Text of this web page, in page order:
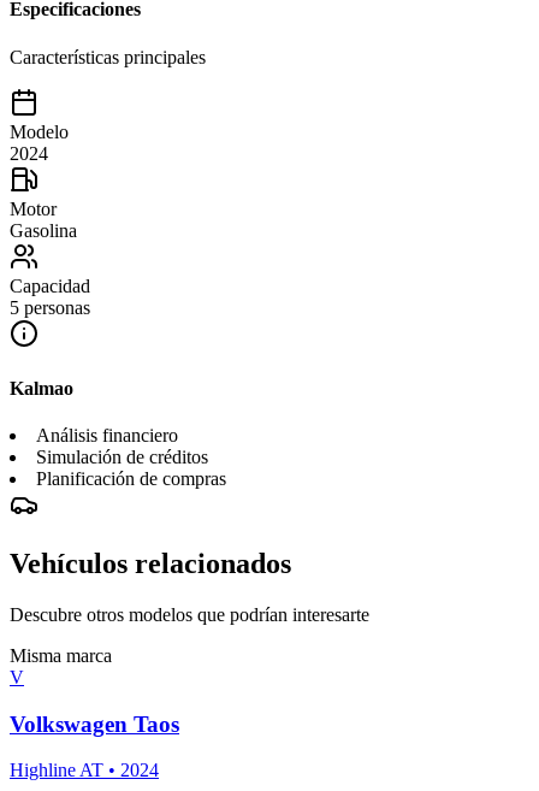
Especificaciones
Características principales
Modelo
2024
Motor
Gasolina
Capacidad
5 personas
Kalmao
Análisis financiero
Simulación de créditos
Planificación de compras
Vehículos relacionados
Descubre otros modelos que podrían interesarte
Misma marca
V
Volkswagen Taos
Highline AT • 2024